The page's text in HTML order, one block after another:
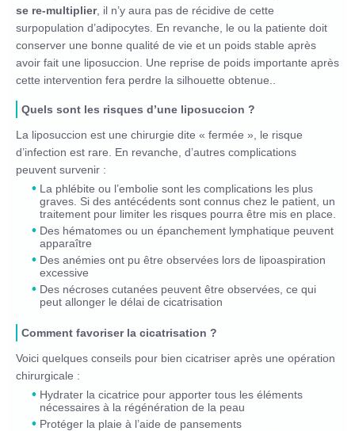
se re-multiplier, il n’y aura pas de récidive de cette
surpopulation d’adipocytes. En revanche, le ou la patiente doit
conserver une bonne qualité de vie et un poids stable après
avoir fait une liposuccion. Une reprise de poids importante après
cette intervention fera perdre la silhouette obtenue..
Quels sont les risques d’une liposuccion ?
La liposuccion est une chirurgie dite « fermée », le risque
d’infection est rare. En revanche, d’autres complications
peuvent survenir :
La phlébite ou l’embolie sont les complications les plus
graves. Si des antécédents sont connus chez le patient, un
traitement pour limiter les risques pourra être mis en place.
Des hématomes ou un épanchement lymphatique peuvent
apparaître
Des anémies ont pu être observées lors de lipoaspiration
excessive
Des nécroses cutanées peuvent être observées, ce qui
peut allonger le délai de cicatrisation
Comment favoriser la cicatrisation ?
Voici quelques conseils pour bien cicatriser après une opération
chirurgicale :
Hydrater la cicatrice pour apporter tous les éléments
nécessaires à la régénération de la peau
Protéger la plaie à l’aide de pansements